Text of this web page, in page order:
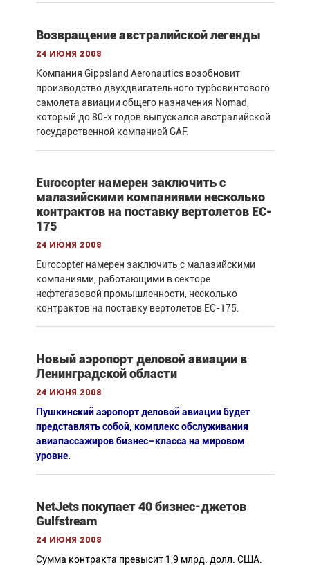
Возвращение австралийской легенды
24 июня 2008
Компания Gippsland Aeronautics возобновит
производство двухдвигательного турбовинтового
самолета авиации общего назначения Nomad,
который до 80-х годов выпускался австралийской
государственной компанией GAF.
Eurocopter намерен заключить с
малазийскими компаниями несколько
контрактов на поставку вертолетов EC-
175
24 июня 2008
Eurocopter намерен заключить с малазийскими
компаниями, работающими в секторе
нефтегазовой промышленности, несколько
контрактов на поставку вертолетов EC-175.
Новый аэропорт деловой авиации в
Ленинградской области
24 июня 2008
Пушкинский аэропорт деловой авиации будет
представлять собой, комплекс обслуживания
авиапассажиров бизнес–класса на мировом
уровне.
NetJets покупает 40 бизнес-джетов
Gulfstream
24 июня 2008
Сумма контракта превысит 1,9 млрд. долл. США.